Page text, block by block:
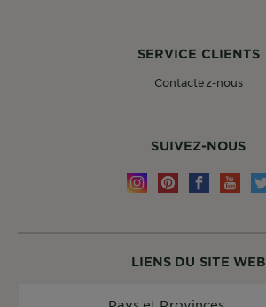
LIENS DU SITE WEB
SERVICE CLIENTS
Contactez-nous
SUIVEZ-NOUS